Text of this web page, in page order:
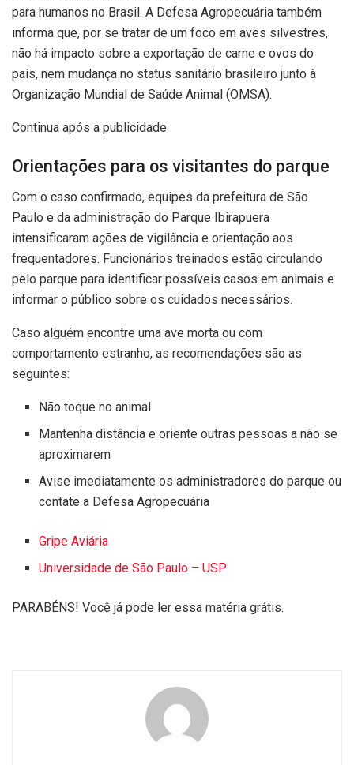
para humanos no Brasil. A Defesa Agropecuária também
informa que, por se tratar de um foco em aves silvestres,
não há impacto sobre a exportação de carne e ovos do
país, nem mudança no status sanitário brasileiro junto à
Organização Mundial de Saúde Animal (OMSA).
Continua após a publicidade
Orientações para os visitantes do parque
Com o caso confirmado, equipes da prefeitura de São
Paulo e da administração do Parque Ibirapuera
intensificaram ações de vigilância e orientação aos
frequentadores. Funcionários treinados estão circulando
pelo parque para identificar possíveis casos em animais e
informar o público sobre os cuidados necessários.
Caso alguém encontre uma ave morta ou com
comportamento estranho, as recomendações são as
seguintes:
Não toque no animal
Mantenha distância e oriente outras pessoas a não se
aproximarem
Avise imediatamente os administradores do parque ou
contate a Defesa Agropecuária
Gripe Aviária
Universidade de São Paulo – USP
PARABÉNS! Você já pode ler essa matéria grátis.